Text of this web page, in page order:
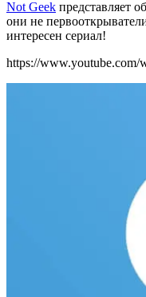
Not Geek представляет
они не
интересен сериал!
https://www.youtube.com/